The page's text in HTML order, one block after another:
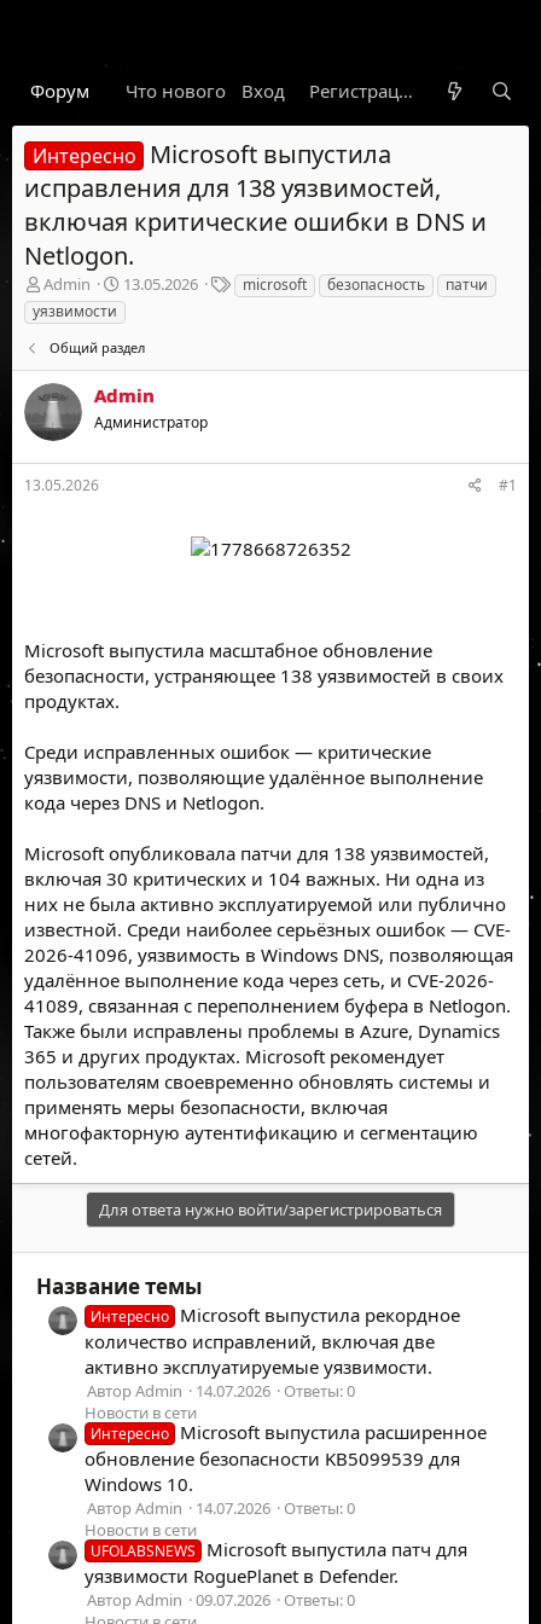
Форум Что нового Гарант Новости
Вход Регистрация
Интересно
Microsoft выпустила
исправления для 138 уязвимостей,
включая критические ошибки в DNS и
Netlogon.
А
в
т
о
р
т
е
м
Admin
Д
а
т
а
н
а
а
13.05.2026
Т
е
microsoft безопасность
патчи
уязвимости
Общий раздел
Admin
Администратор
13.05.2026 #1
Microsoft выпустила масштабное обновление
безопасности, устраняющее 138 уязвимостей в своих
продуктах.
Среди исправленных ошибок — критические
уязвимости, позволяющие удалённое выполнение
кода через DNS и Netlogon.
Microsoft опубликовала патчи для 138 уязвимостей,
включая 30 критических и 104 важных. Ни одна из
них не была активно эксплуатируемой или публично
известной. Среди наиболее серьёзных ошибок — CVE-
2026-41096, уязвимость в Windows DNS, позволяющая
удалённое выполнение кода через сеть, и CVE-2026-
41089, связанная с переполнением буфера в Netlogon.
Также были исправлены проблемы в Azure, Dynamics
365 и других продуктах. Microsoft рекомендует
пользователям своевременно обновлять системы и
применять меры безопасности, включая
многофакторную аутентификацию и сегментацию
сетей.
Для ответа нужно войти/зарегистрироваться
Название темы
Интересно Microsoft выпустила рекордное
количество исправлений, включая две
активно эксплуатируемые уязвимости.
Автор Admin 14.07.2026
Ответы: 0
Новости в сети
Интересно Microsoft выпустила расширенное
обновление безопасности KB5099539 для
Windows 10.
Автор Admin 14.07.2026
Ответы: 0
Новости в сети
UFOLABSNEWS
Microsoft выпустила патч для
уязвимости RoguePlanet в Defender.
Автор Admin 09.07.2026
Ответы: 0